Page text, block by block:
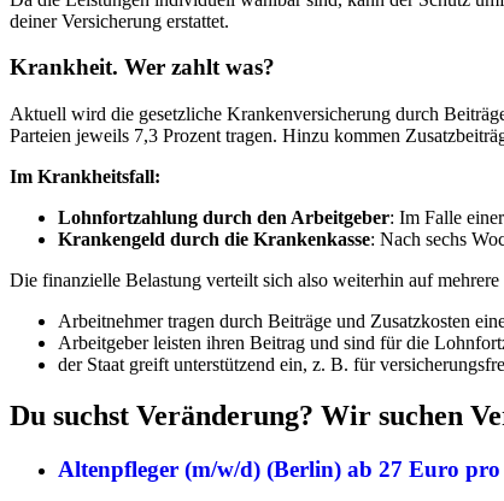
deiner Versicherung erstattet.
Krankheit. Wer zahlt was?
Aktuell wird die gesetzliche Krankenversicherung durch
Parteien jeweils 7,3 Prozent tragen. Hinzu kommen
Im Krankheitsfall:
Lohnfortzahlung durch den Arbeitgeber: Im Falle
Krankengeld durch die Krankenkasse: Nach sechs
Die finanzielle Belastung verteilt sich also weiterhin auf mehrere
Arbeitnehmer tragen durch Beiträge und Zusatzkosten
Arbeitgeber leisten ihren Beitrag und sind für die
der Staat greift unterstützend ein, z. B. für
Du suchst Veränderung? Wir suchen
Altenpfleger (m/w/d) (Berlin) ab 27 Euro pro